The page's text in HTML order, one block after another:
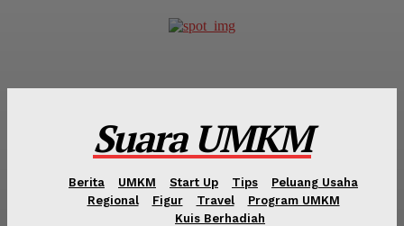
Suara UMKM
Berita UMKM Start Up Tips
Peluang Usaha
Regional
Figur Travel
Program UMKM
Kuis Berhadiah